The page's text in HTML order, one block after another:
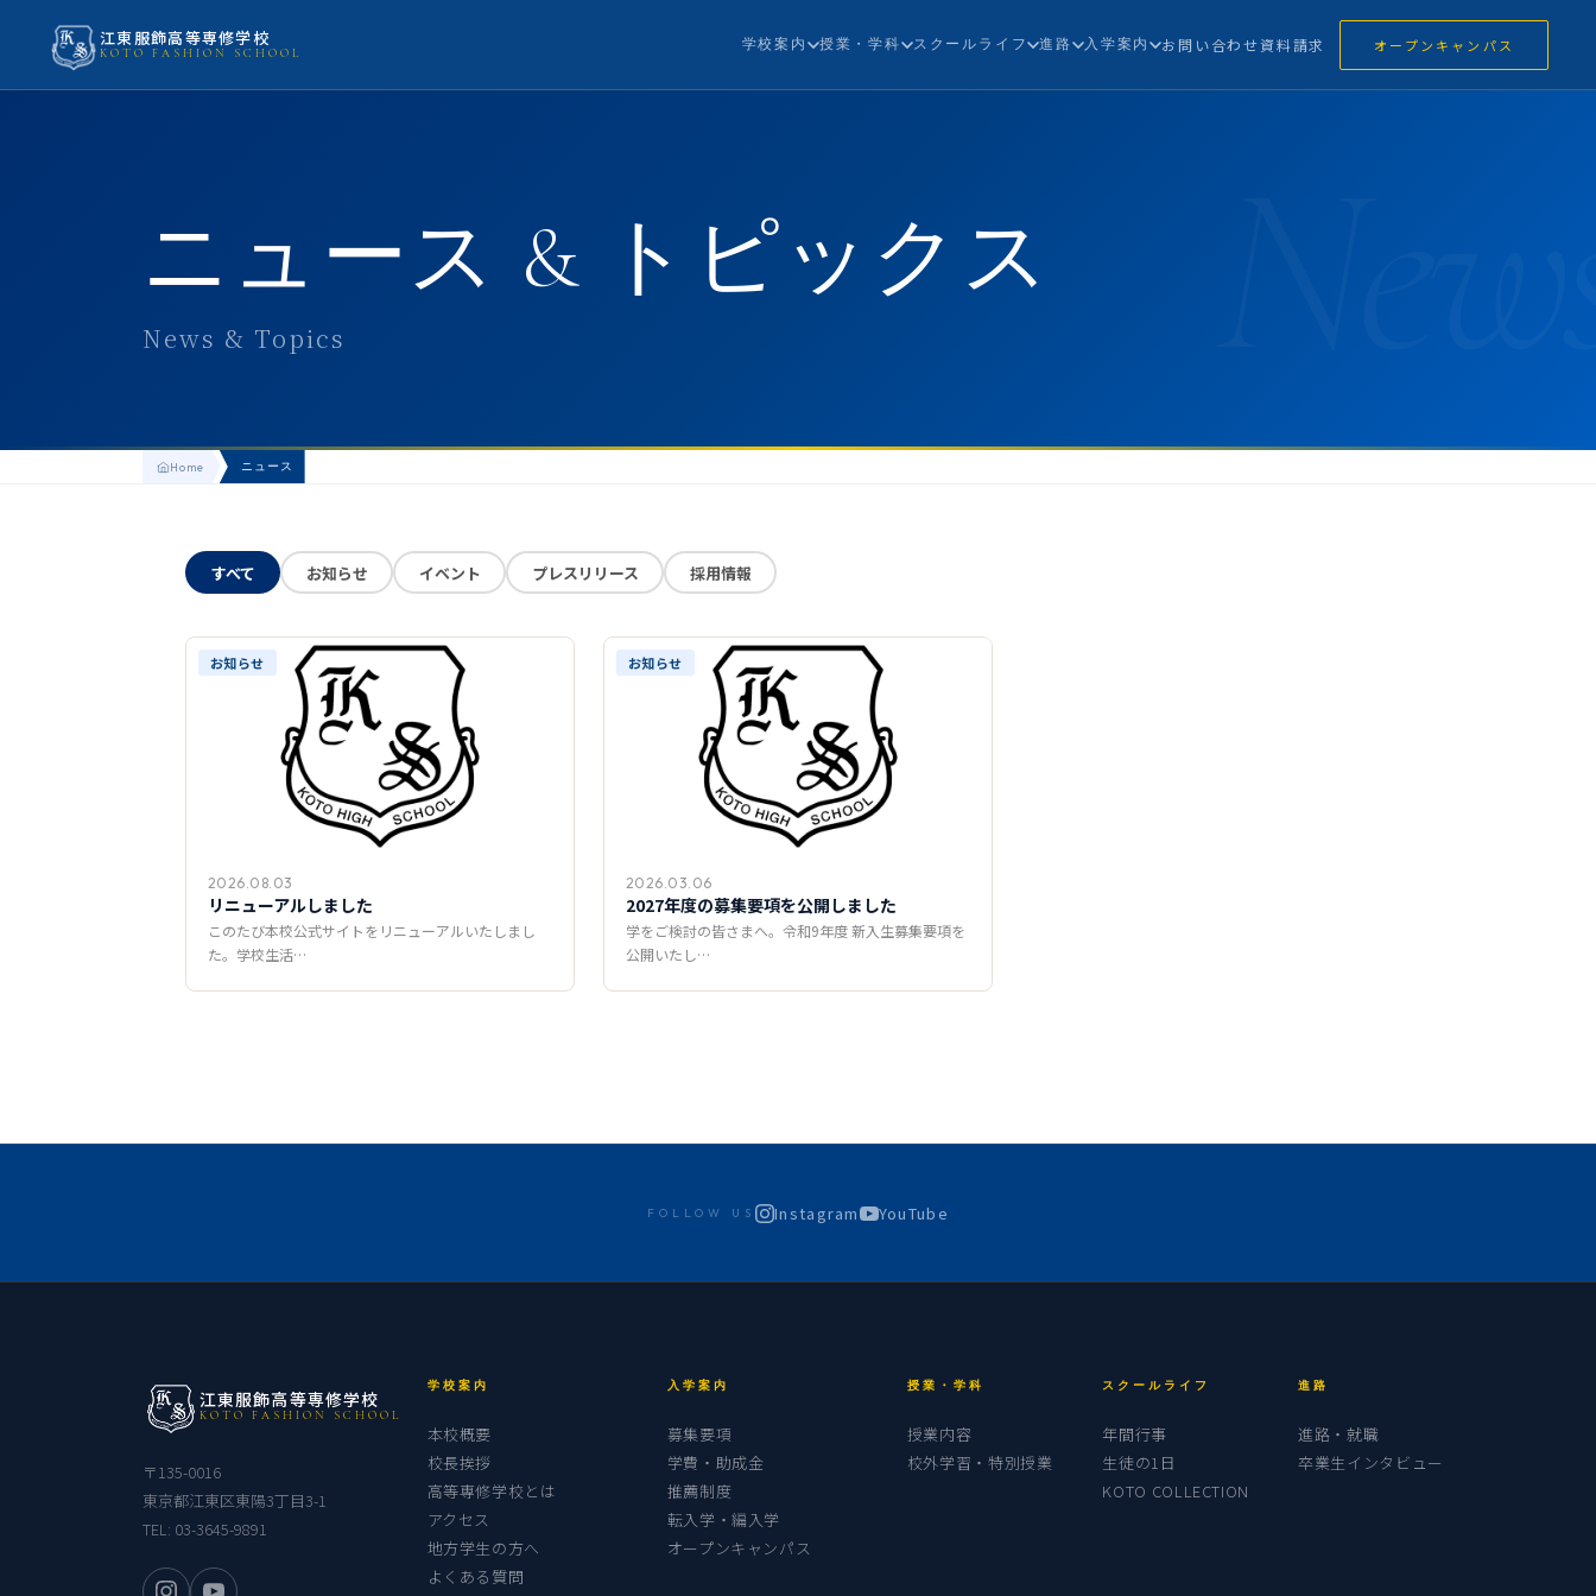
江東服飾高等専修学校
KOTO FASHION SCHOOL
学校案内 授業・学科 スクールライフ 進路 入学案内 お問い合わせ資料請求 オープンキャンパス
ニュース & トピックス
News & Topics
Home ニュース
すべて お知らせ イベント プレスリリース 採用情報
お知らせ
2026.08.03
リニューアルしました
このたび本校公式サイトをリニューアルいたしまし
た。学校生活…
お知らせ
2026.03.06
2027年度の募集要項を公開しました
学をご検討の皆さまへ。令和9年度 新入生募集要項を
公開いたし…
FOLLOW US Instagram YouTube
江東服飾高等専修学校
KOTO FASHION SCHOOL
〒135-0016
東京都江東区東陽3丁目3-1
TEL: 03-3645-9891
学校案内
本校概要
校長挨拶
高等専修学校とは
アクセス
地方学生の方へ
よくある質問
入学案内
募集要項
学費・助成金
推薦制度
転入学・編入学
オープンキャンパス
授業・学科
授業内容
校外学習・特別授業
スクールライフ
年間行事
生徒の1日
KOTO COLLECTION
進路
進路・就職
卒業生インタビュー